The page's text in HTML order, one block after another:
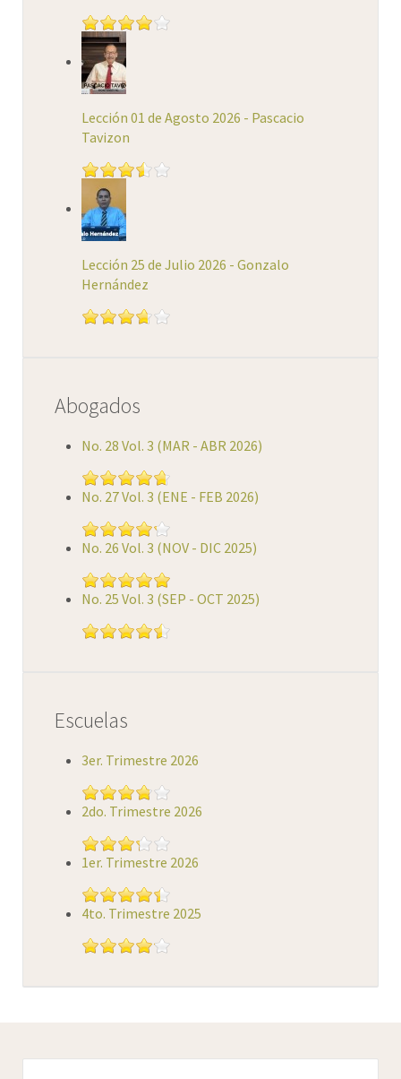
Lección 01 de Agosto 2026 - Pascacio
Tavizon
Lección 25 de Julio 2026 - Gonzalo
Hernández
Abogados
No. 28 Vol. 3 (MAR - ABR 2026)
No. 27 Vol. 3 (ENE - FEB 2026)
No. 26 Vol. 3 (NOV - DIC 2025)
No. 25 Vol. 3 (SEP - OCT 2025)
Escuelas
3er. Trimestre 2026
2do. Trimestre 2026
1er. Trimestre 2026
4to. Trimestre 2025